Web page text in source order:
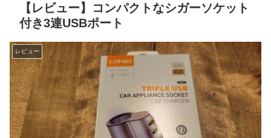
【レビュー】コンパクトなシガーソケット
付き3連USBポート
レビュー